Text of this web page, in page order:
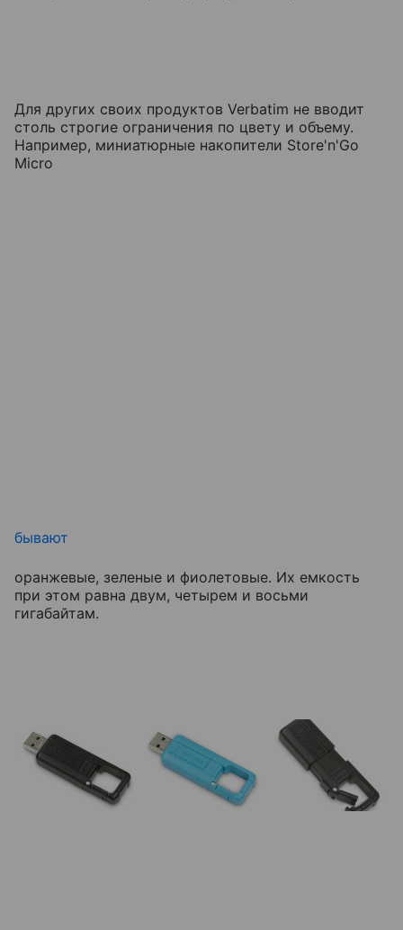
Для других своих продуктов Verbatim не вводит
столь строгие ограничения по цвету и объему.
Например, миниатюрные накопители Store'n'Go
Micro
бывают
оранжевые, зеленые и фиолетовые. Их емкость
при этом равна двум, четырем и восьми
гигабайтам.